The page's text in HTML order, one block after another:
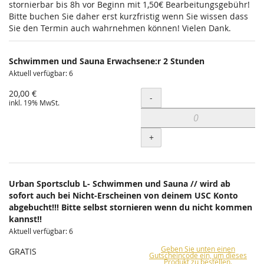
stornierbar bis 8h vor Beginn mit 1,50€ Bearbeitungsgebühr!
Bitte buchen Sie daher erst kurzfristig wenn Sie wissen dass
Sie den Termin auch wahrnehmen können! Vielen Dank.
Schwimmen und Sauna Erwachsene:r 2 Stunden
Aktuell verfügbar: 6
20,00 €
inkl. 19% MwSt. Menge
-
+
Urban Sportsclub L- Schwimmen und Sauna // wird ab
sofort auch bei Nicht-Erscheinen von deinem USC Konto
abgebucht!!! Bitte selbst stornieren wenn du nicht kommen
kannst!!
Aktuell verfügbar: 6
GRATIS Geben Sie unten einen
Gutscheincode ein, um dieses
Produkt zu bestellen.